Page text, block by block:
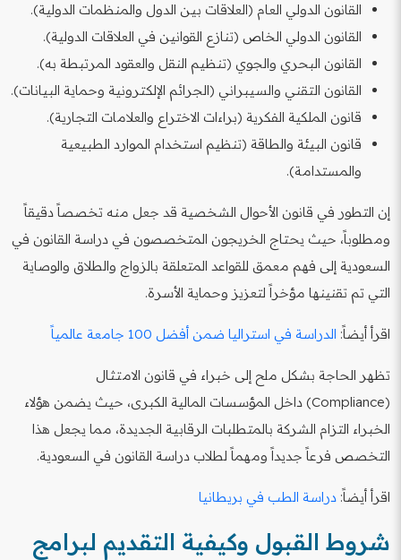
القانون الدولي العام (العلاقات بين الدول والمنظمات الدولية).
القانون الدولي الخاص (تنازع القوانين في العلاقات الدولية).
القانون البحري والجوي (تنظيم النقل والعقود المرتبطة به).
القانون التقني والسيبراني (الجرائم الإلكترونية وحماية البيانات).
قانون الملكية الفكرية (براءات الاختراع والعلامات التجارية).
قانون البيئة والطاقة (تنظيم استخدام الموارد الطبيعية
والمستدامة).
إن التطور في قانون الأحوال الشخصية قد جعل منه تخصصاً دقيقاً
ومطلوباً، حيث يحتاج الخريجون المتخصصون في دراسة القانون في
السعودية إلى فهم معمق للقواعد المتعلقة بالزواج والطلاق والوصاية
التي تم تقنينها مؤخراً لتعزيز وحماية الأسرة.
اقرأ أيضاً: الدراسة في استراليا ضمن أفضل 100 جامعة عالمياً
تظهر الحاجة بشكل ملح إلى خبراء في قانون الامتثال
(Compliance) داخل المؤسسات المالية الكبرى، حيث يضمن هؤلاء
الخبراء التزام الشركة بالمتطلبات الرقابية الجديدة، مما يجعل هذا
التخصص فرعاً جديداً ومهماً لطلاب دراسة القانون في السعودية.
اقرأ أيضاً: دراسة الطب في بريطانيا
شروط القبول وكيفية التقديم لبرامج